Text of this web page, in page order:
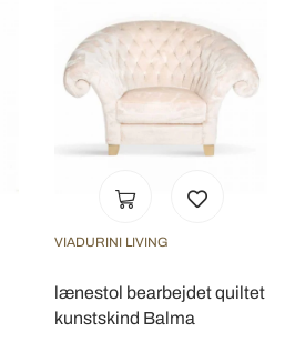
VIADURINI LIVING
lænestol bearbejdet quiltet
kunstskind Balma